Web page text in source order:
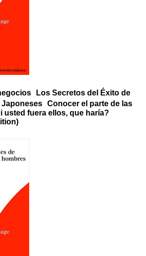
Los Secretos del Éxito de
Japoneses Conocer el parte de las
usted fuera ellos, que haría?